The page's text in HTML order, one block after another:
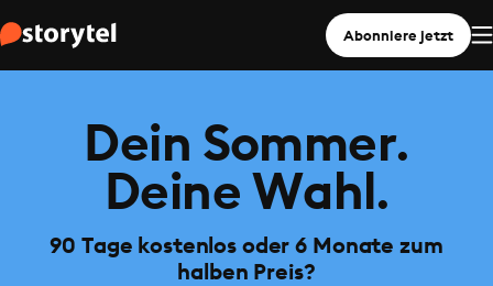
Abonniere jetzt
Dein Sommer.
Deine Wahl.
90 Tage kostenlos oder 6 Monate zum
halben Preis?